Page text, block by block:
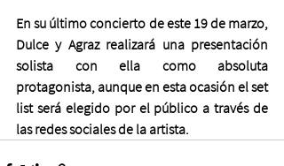
En su último concierto de este 19 de marzo,
Dulce y Agraz realizará una presentación
solista con ella como absoluta
protagonista, aunque en esta ocasión el set
list será elegido por el público a través de
las redes sociales de la artista.